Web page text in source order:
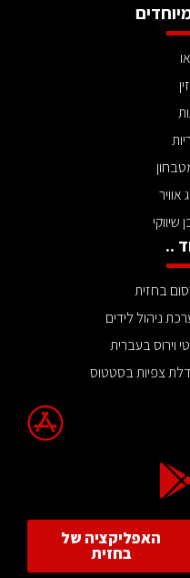
אוויר
שיווקי
..
בחזית
ניהול לידים
וירוס בעברית
צפיות בסטטוס
האפליקציה של
בחזית